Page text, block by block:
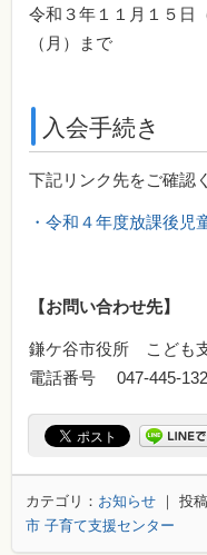
令和３年１１月１５日
（月）まで
入会手続き
下記リンク先をご確認
・令和４年度放課後児
【お問い合わせ先】
鎌ケ谷市役所 こども
電話番号 047-445-
カテゴリ： お知らせ ｜ 投
市 子育て支援センター